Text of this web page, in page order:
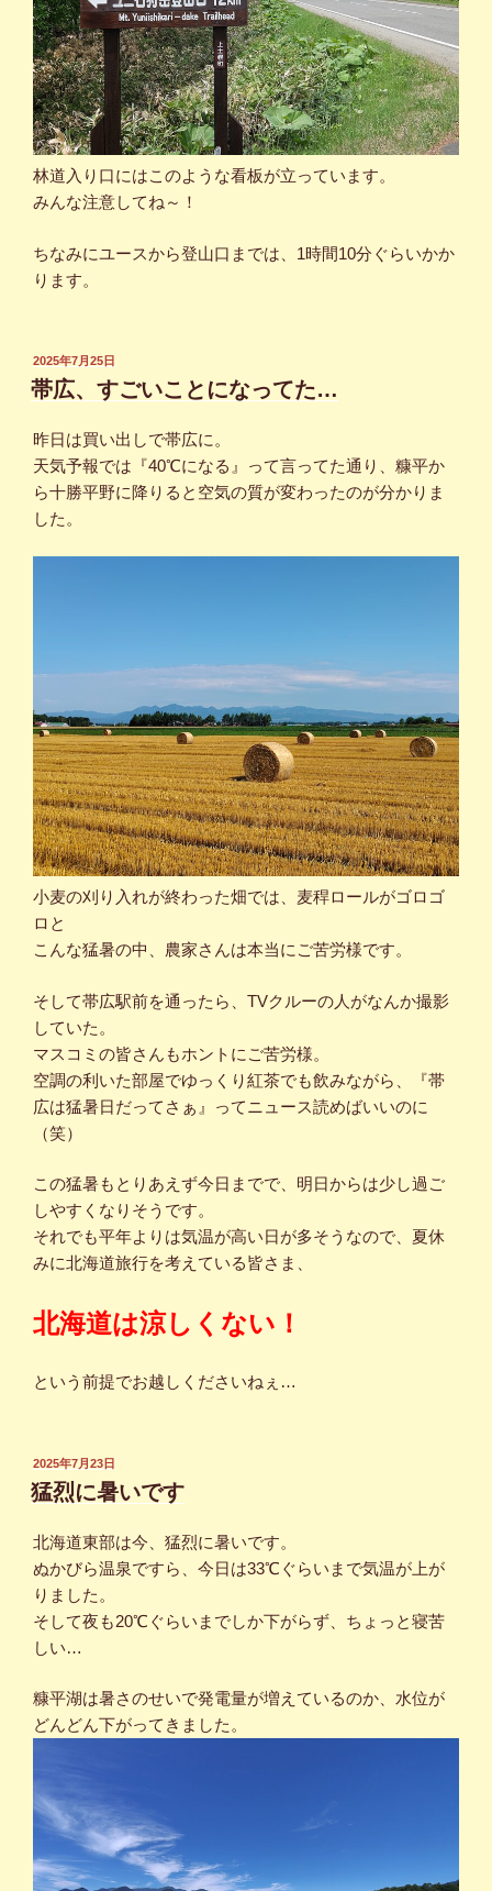
林道入り口にはこのような看板が立っています。
みんな注意してね～！
ちなみにユースから登山口までは、1時間10分ぐらいかか
ります。
投
稿
日:
2025年7月25日
帯広、すごいことになってた…
昨日は買い出しで帯広に。
天気予報では『40℃になる』って言ってた通り、糠平か
ら十勝平野に降りると空気の質が変わったのが分かりま
した。
小麦の刈り入れが終わった畑では、麦稈ロールがゴロゴ
ロと
こんな猛暑の中、農家さんは本当にご苦労様です。
そして帯広駅前を通ったら、TVクルーの人がなんか撮影
していた。
マスコミの皆さんもホントにご苦労様。
空調の利いた部屋でゆっくり紅茶でも飲みながら、『帯
広は猛暑日だってさぁ』ってニュース読めばいいのに
（笑）
この猛暑もとりあえず今日までで、明日からは少し過ご
しやすくなりそうです。
それでも平年よりは気温が高い日が多そうなので、夏休
みに北海道旅行を考えている皆さま、
北海道は涼しくない！
という前提でお越しくださいねぇ…
投
稿
日:
2025年7月23日
猛烈に暑いです
北海道東部は今、猛烈に暑いです。
ぬかびら温泉ですら、今日は33℃ぐらいまで気温が上が
りました。
そして夜も20℃ぐらいまでしか下がらず、ちょっと寝苦
しい…
糠平湖は暑さのせいで発電量が増えているのか、水位が
どんどん下がってきました。